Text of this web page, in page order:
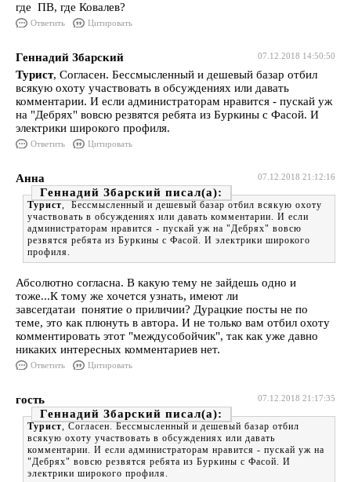
где ПВ, где Ковалев?
Ответить Цитировать
07.12.2018 14:50:50
Геннадий Збарский
Турист, Согласен. Бессмысленный и дешевый базар отбил
всякую охоту участвовать в обсуждениях или давать
комментарии. И если администраторам нравится - пускай уж
на "Дебрях" вовсю резвятся ребята из Буркины с Фасой. И
электрики широкого профиля.
Ответить Цитировать
07.12.2018 21:12:16
Анна
Геннадий Збарский
Турист, Бессмысленный и дешевый базар отбил всякую охоту
участвовать в обсуждениях или давать комментарии. И если
администраторам нравится - пускай уж на "Дебрях" вовсю
резвятся ребята из Буркины с Фасой. И электрики широкого
профиля.
Абсолютно согласна. В какую тему не зайдешь одно и
тоже...К тому же хочется узнать, имеют ли
завсегдатаи понятие о приличии? Дурацкие посты не по
теме, это как плюнуть в автора. И не только вам отбил охоту
комментировать этот "междусобойчик", так как уже давно
никаких интересных комментариев нет.
Ответить Цитировать
07.12.2018 21:17:35
гость
Геннадий Збарский
Турист, Согласен. Бессмысленный и дешевый базар отбил
всякую охоту участвовать в обсуждениях или давать
комментарии. И если администраторам нравится - пускай уж на
"Дебрях" вовсю резвятся ребята из Буркины с Фасой. И
электрики широкого профиля.